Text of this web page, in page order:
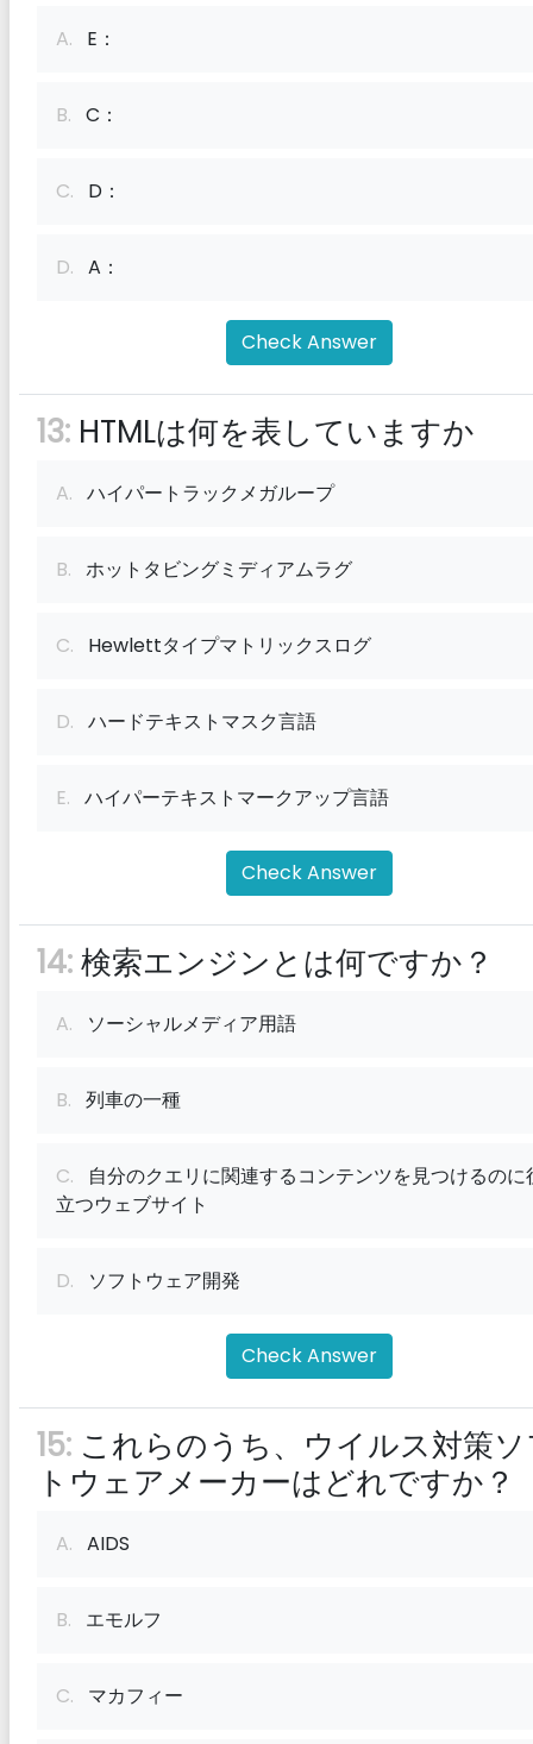
A. E：
B. C：
C. D：
D. A：
Check Answer
13: HTMLは何を表していますか
A. ハイパートラックメガループ
B. ホットタビングミディアムラグ
C. Hewlettタイプマトリックスログ
D. ハードテキストマスク言語
E. ハイパーテキストマークアップ言語
Check Answer
14:検索エンジンとは何ですか？
A. ソーシャルメディア用語
B. 列車の一種
C. 自分のクエリに関連するコンテンツを見つけるのに
立つウェブサイト
D. ソフトウェア開発
Check Answer
15: これらのうち、ウイルス対策
トウェアメーカーはどれですか？
A. AIDS
B. エモルフ
C. マカフィー